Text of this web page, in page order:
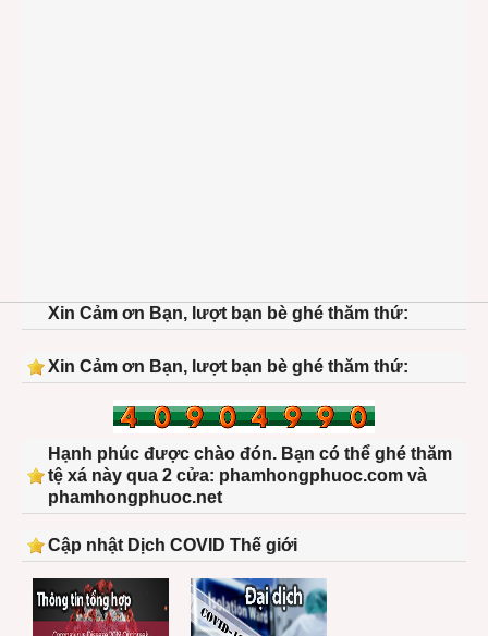
Xin Cảm ơn Bạn, lượt bạn bè ghé thăm thứ:
Xin Cảm ơn Bạn, lượt bạn bè ghé thăm thứ:
Hạnh phúc được chào đón. Bạn có thể ghé thăm
tệ xá này qua 2 cửa: phamhongphuoc.com và
phamhongphuoc.net
Cập nhật Dịch COVID Thế giới